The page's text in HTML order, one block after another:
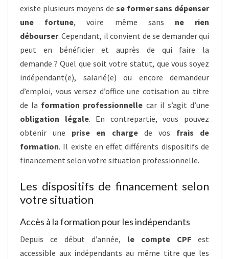
existe plusieurs moyens de se former sans dépenser
une fortune, voire même sans ne rien
débourser. Cependant, il convient de se demander qui
peut en bénéficier et auprès de qui faire la
demande ? Quel que soit votre statut, que vous soyez
indépendant(e), salarié(e) ou encore demandeur
d’emploi, vous versez d’office une cotisation au titre
de la formation professionnelle car il s’agit d’une
obligation légale. En contrepartie, vous pouvez
obtenir une prise en chargede vos frais de
formation. Il existe en effet différents dispositifs de
financement selon votre situation professionnelle.
Les dispositifs de financement selon
votre situation
Accès à la formation pour les indépendants
Depuis ce début d’année, le compte CPF est
accessible aux indépendants au même titre que les